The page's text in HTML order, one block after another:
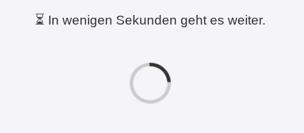
⏳ In wenigen Sekunden geht es weiter.